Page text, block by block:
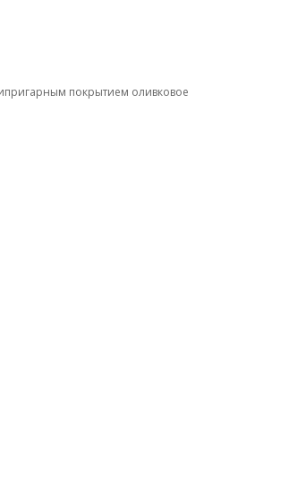
покрытием оливковое